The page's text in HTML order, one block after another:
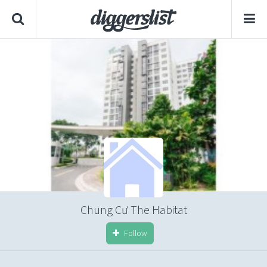
Chung Cư The Habitat
Follow